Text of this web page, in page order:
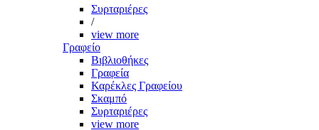
Συρταριέρες
/
view more
Γραφείο
Βιβλιοθήκες
Γραφεία
Καρέκλες Γραφείου
Σκαμπό
Συρταριέρες
view more